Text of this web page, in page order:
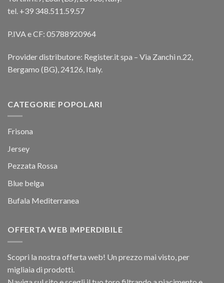
tel. +39 348.511.59.57
P.IVA e CF: 05788920964
Provider distributore: Register.it spa – Via Zanchi n.22,
Bergamo (BG), 24126, Italy.
CATEGORIE POPOLARI
Frisona
Jersey
Pezzata Rossa
Blue belga
Bufala Mediterranea
OFFERTA WEB IMPERDIBILE
Scopri la nostra offerta web! Un prezzo mai visto, per
migliaia di prodotti.